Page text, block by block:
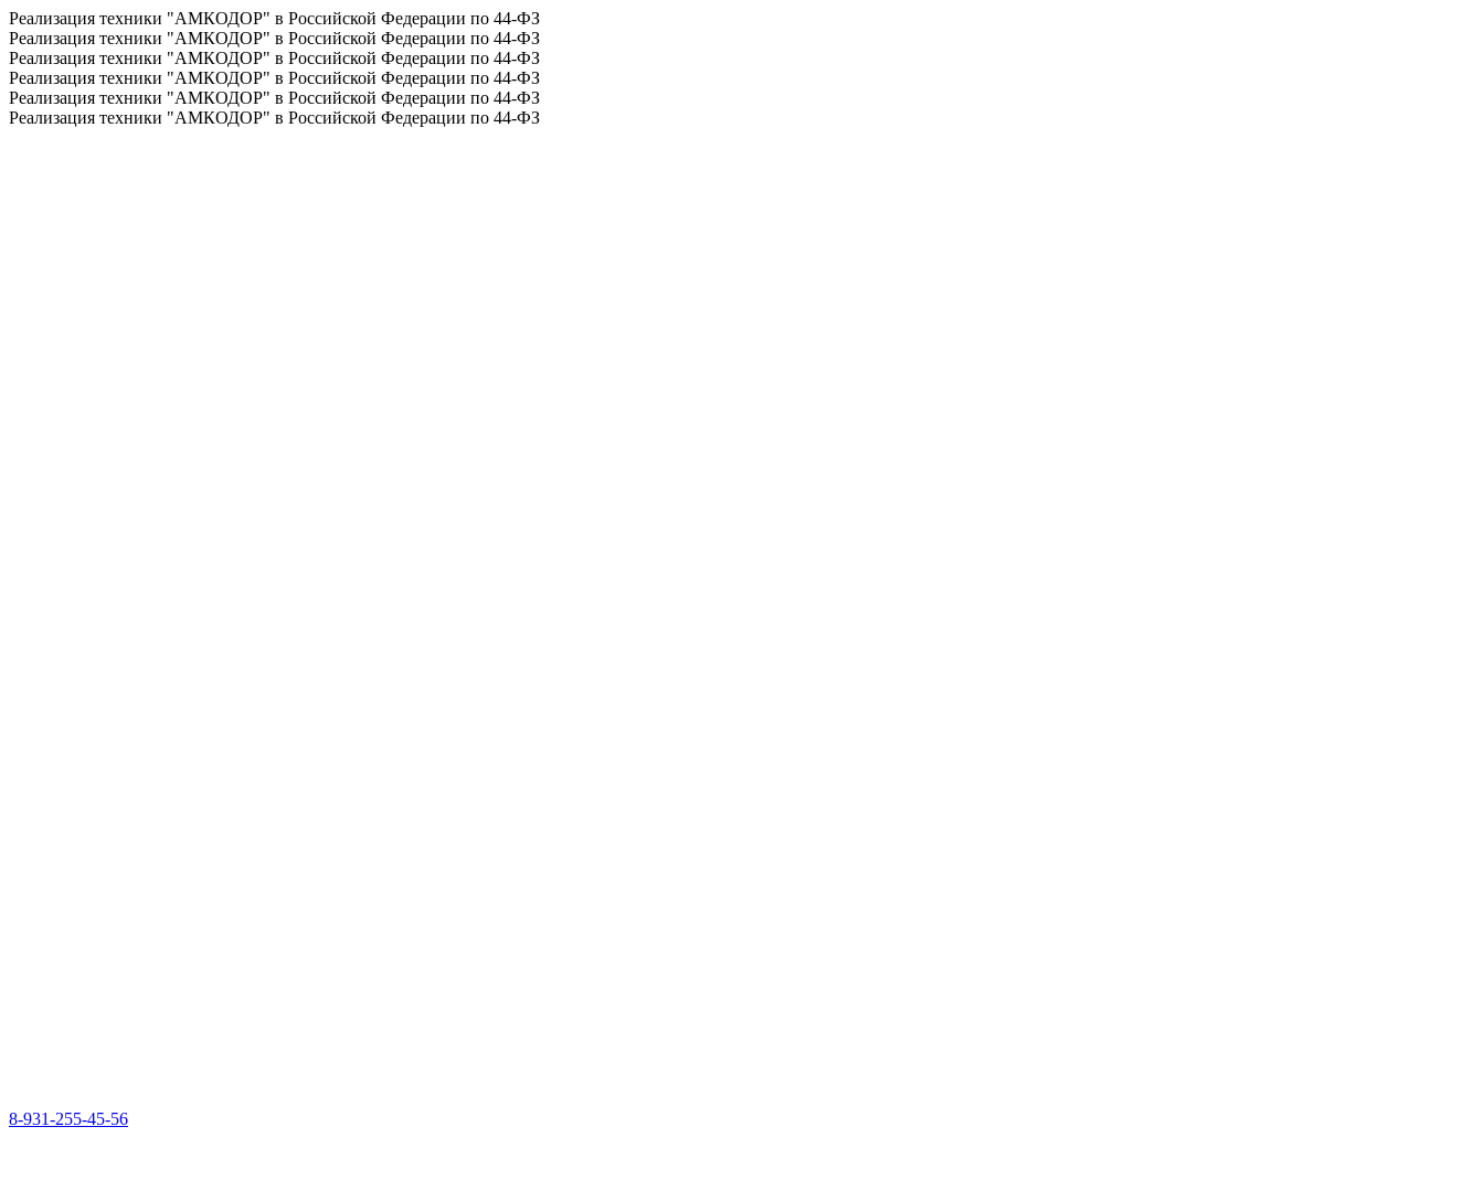
Реализация техники "АМКОДОР" в Российской Федерации по 44-ФЗ
Реализация техники "АМКОДОР" в Российской Федерации по 44-ФЗ
Реализация техники "АМКОДОР" в Российской Федерации по 44-ФЗ
Реализация техники "АМКОДОР" в Российской Федерации по 44-ФЗ
Реализация техники "АМКОДОР" в Российской Федерации по 44-ФЗ
Реализация техники "АМКОДОР" в Российской Федерации по 44-ФЗ
8-931-255-45-56